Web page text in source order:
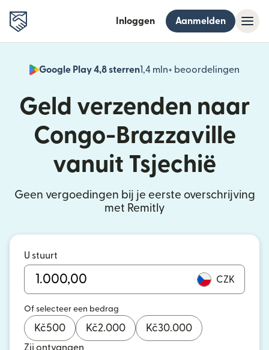
Inloggen Aanmelden
Google Play 4,8 sterren1,4 mln+ beoordelingen
Geld verzenden naar
Congo-Brazzaville
vanuit Tsjechië
Geen vergoedingen bij je eerste overschrijving
met Remitly
U stuurt
CZK
Of selecteer een bedrag
Kč500 Kč2.000 Kč30.000
Zij ontvangen